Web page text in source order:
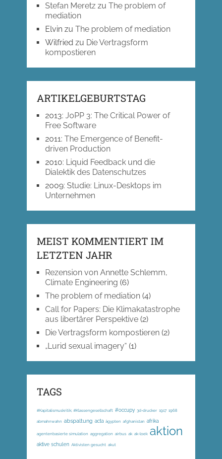
Stefan Meretzzu The problem of
mediation
Elvinzu The problem of mediation
Wilfried zu Die Vertragsform
kompostieren
ARTIKELGEBURTSTAG
2013: JoPP 3: The Critical Power of
Free Software
2011: The Emergence of Benefit-
driven Production
2010: Liquid Feedback und die
Dialektik des Datenschutzes
2009: Studie: Linux-Desktops im
Unternehmen
MEIST KOMMENTIERT IM
LETZTEN JAHR
Rezension von Annette Schlemm,
Climate Engineering (6)
The problem of mediation(4)
Call for Papers: Die Klimakatastrophe
aus libertärer Perspektive(2)
Die Vertragsform kompostieren(2)
„Lurid sexual imagery“ (1)
TAGS
#Kapitalismuskritik; #Klassengesellschaft #occupy 3d-drucker 1917 1968
abmahnwahn abspaltung acta ägypten afghanistan afrika
agentenbasierte simulation aggregation airbus ak ak-loek aktion
aktive schulen Aktivisten gesucht akut